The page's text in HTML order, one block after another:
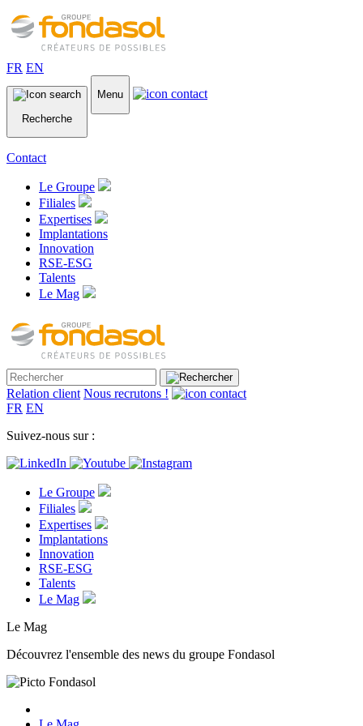
FR EN
Recherche
Menu
Contact
Le Groupe
Filiales
Expertises
Implantations
Innovation
RSE-ESG
Talents
Le Mag
Relation client Nous recrutons !
FR EN
Suivez-nous sur :
Le Groupe
Filiales
Expertises
Implantations
Innovation
RSE-ESG
Talents
Le Mag
Le Mag
Découvrez l'ensemble des news du groupe Fondasol